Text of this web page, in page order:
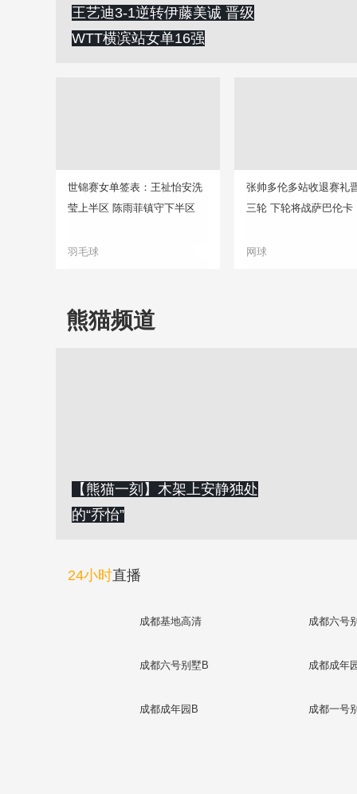
王艺迪3‑1逆转伊藤美诚 晋级
WTT横滨站女单16强
世锦赛女单签表：王祉怡安洗
莹上半区 陈雨菲镇守下半区
羽毛球
张帅多伦多站收退赛礼
三轮 下轮将战萨巴伦卡
网球
熊猫频道
【熊猫一刻】木架上安静独处
的“乔怡”
24小时直播
成都基地高清 成都六号
成都六号别墅B 成都成年
成都成年园B 成都一号